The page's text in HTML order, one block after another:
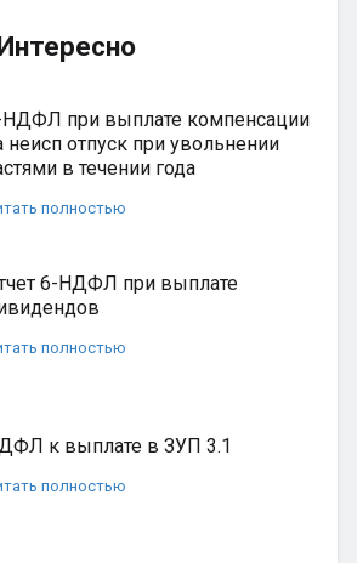
при выплате компенсации
неисп отпуск при увольнении
в течении года
полностью
6-НДФЛ при выплате
полностью
к выплате в ЗУП 3.1
полностью